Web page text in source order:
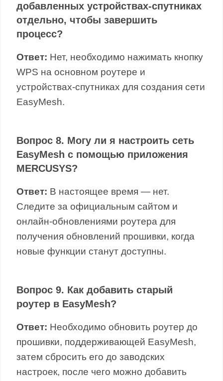
добавленных устройствах-спутниках
отдельно, чтобы завершить
процесс?
Ответ: Нет, необходимо нажимать кнопку
WPS на основном роутере и
устройствах-спутниках для создания сети
EasyMesh.
Вопрос 8. Могу ли я настроить сеть
EasyMesh с помощью приложения
MERCUSYS?
Ответ: В настоящее время — нет.
Следите за официальным сайтом и
онлайн-обновлениями роутера для
получения обновлений прошивки, когда
новые функции станут доступны.
Вопрос 9. Как добавить старый
роутер в EasyMesh?
Ответ: Необходимо обновить роутер до
прошивки, поддерживающей EasyMesh,
затем сбросить его до заводских
настроек, после чего можно добавить